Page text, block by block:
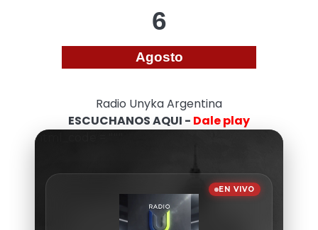
6
Agosto
Radio Unyka Argentina
ESCUCHANOS AQUI - Dale play